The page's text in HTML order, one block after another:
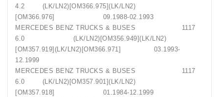
4.2 (LK/LN2)[OM366.975](LK/LN2)
[OM366.976] 09.1988-02.1993
MERCEDES BENZ TRUCKS & BUSES 1117
6.0 (LK/LN2)[OM356.949](LK/LN2)
[OM357.919](LK/LN2)[OM366.971] 03.1993-
12.1999
MERCEDES BENZ TRUCKS & BUSES 1117
6.0 (LK/LN2)[OM357.901](LK/LN2)
[OM357.918] 01.1984-12.1999